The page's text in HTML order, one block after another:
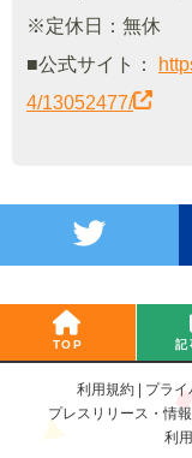
※定休日：無休
■公式サイト：
4/13052477/
TOP 記
利用規約 プラ
プレスリリース・情
利